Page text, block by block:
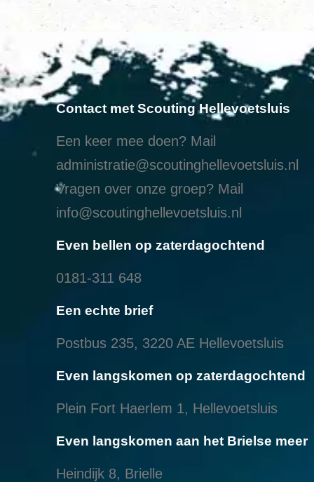
Contact met Scouting Hellevoetsluis
Een keer mee doen? Mail
administratie@scoutinghellevoetsluis.nl
Vragen over onze groep? Mail
info@scoutinghellevoetsluis.nl
Even bellen op zaterdagochtend
0181-311 648
Een echte brief
Postbus 235, 3220 AE Hellevoetsluis
Even langskomen op zaterdagochtend
Plein Fort Haerlem 1, Hellevoetsluis
Even langskomen aan het Brielse meer
Heindijk 8, Brielle